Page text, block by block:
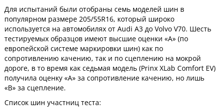
Для испытаний были отобраны семь моделей шин в
популярном размере 205/55R16, который широко
используется на автомобилях от Audi A3 до Volvo V70. Шесть
тестируемых образцов имеют высшие оценки «A» (по
европейской системе маркировки шин) как по
сопротивлению качению, так и по сцеплению на мокрой
дороге, в то время как седьмая модель (Prinx XLab Comfort EV)
получила оценку «A» за сопротивление качению, но лишь
«B» за сцепление.
Список шин участниц теста: